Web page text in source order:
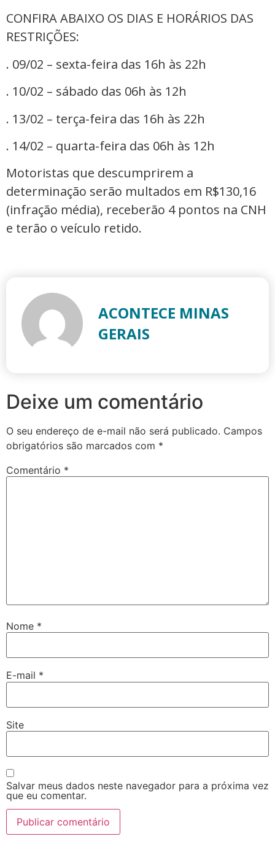
CONFIRA ABAIXO OS DIAS E HORÁRIOS DAS
RESTRIÇÕES:
. 09/02 – sexta-feira das 16h às 22h
. 10/02 – sábado das 06h às 12h
. 13/02 – terça-feira das 16h às 22h
. 14/02 – quarta-feira das 06h às 12h
Motoristas que descumprirem a
determinação serão multados em R$130,16
(infração média), receberão 4 pontos na CNH
e terão o veículo retido.
ACONTECE MINAS
GERAIS
Deixe um comentário
O seu endereço de e-mail não será publicado. Campos
obrigatórios são marcados com *
Comentário *
Nome *
E-mail *
Site
Salvar meus dados neste navegador para a próxima vez
que eu comentar.